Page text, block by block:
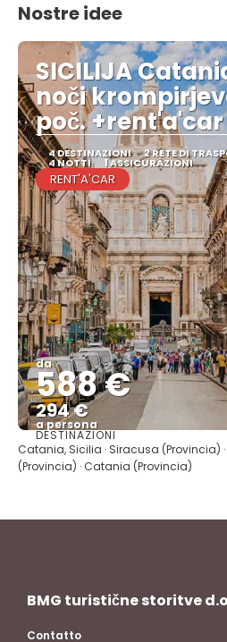
Nostre idee
SICILIJA
noči
poč. +rent'a'car
4 DESTINAZIONI 2 RETE DI
4 NOTTI 1 ASSICURAZIONI
RENT'A'CAR
da
588 €
294 €
a persona
Vedere
DESTINAZIONI
Catania, Sicilia · Siracusa (Provincia)
(Provincia) · Catania (Provincia)
BMG turistične storitve
Contatto